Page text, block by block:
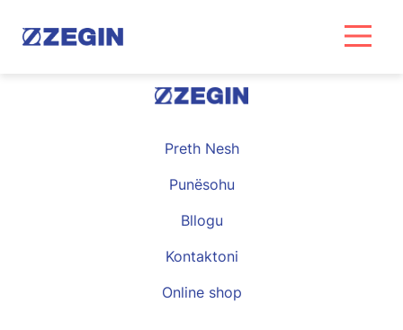
Preth Nesh
Punësohu
Bllogu
Kontaktoni
Online shop